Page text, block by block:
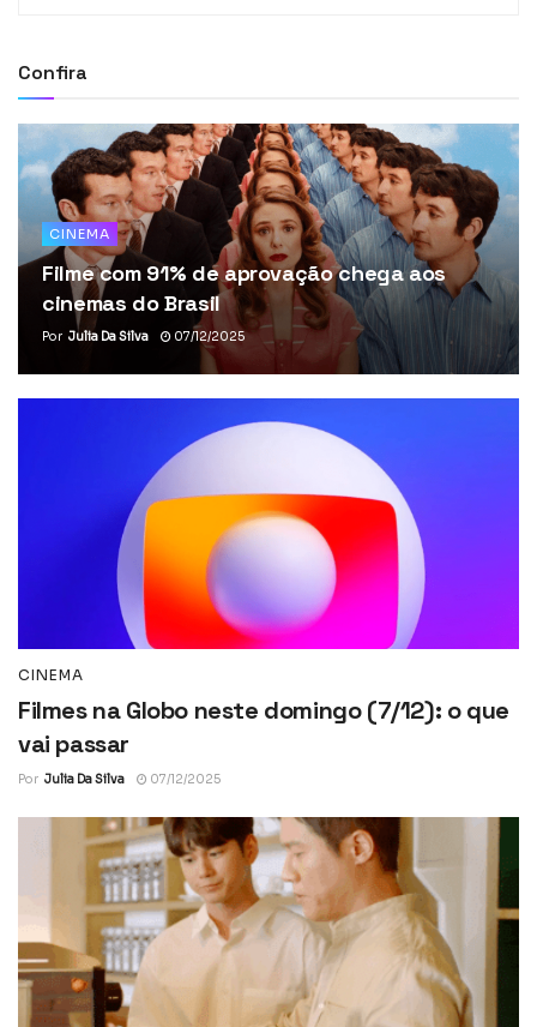
Confira
CINEMA
Filme com 91% de aprovação chega aos
cinemas do Brasil
Por Julia Da Silva 07/12/2025
CINEMA
Filmes na Globo neste domingo (7/12): o que
vai passar
Por Julia Da Silva 07/12/2025